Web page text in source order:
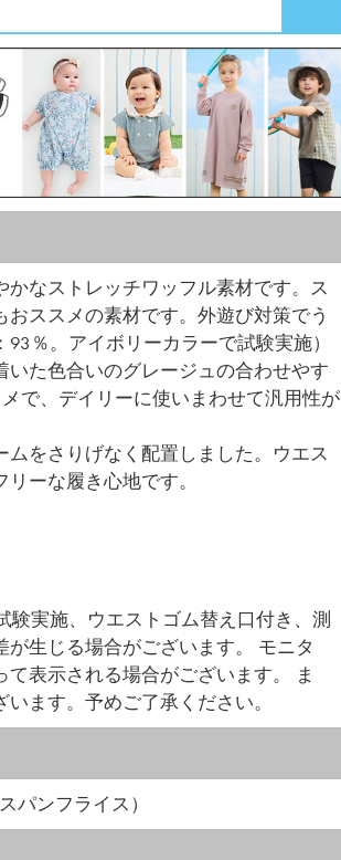
なストレッチワッフル素材です。ス
ススメの素材です。外遊び対策でう
％。アイボリーカラーで試験実施）
た色合いのグレージュの合わせやす
で、デイリーに使いまわせて汎用性が
をさりげなく配置しました。ウエス
ーな履き心地です。
実施、ウエストゴム替え口付き、測
生じる場合がございます。 モニタ
表示される場合がございます。 ま
ます。予めご了承ください。
パンフライス）